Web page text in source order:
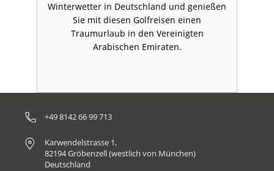
Winterwetter in Deutschland und genießen
Sie mit diesen Golfreisen einen
Traumurlaub in den Vereinigten
Arabischen Emiraten.
+49 8142 66 99 713
Karwendelstrasse 1,
82194 Gröbenzell (westlich von München)
Deutschland